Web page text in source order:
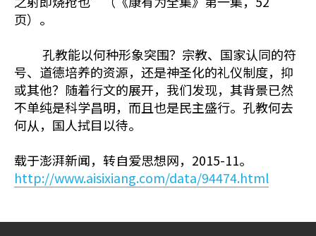
页）。
孔教能以何种形象突围？宗教、国家认同的符
号、道德培养的资源，还是神圣化的礼仪制度，抑
或其他？随着行文的展开，我们发现，其背景已然
不单纯是科学昌明，而且也是民主盛行。孔教何去
何从，国人拭目以待。
载于澎湃新闻，转自爱思想网，2015-11。
http://www.aisixiang.com/data/94474.html